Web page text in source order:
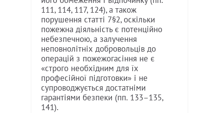
111, 114, 117, 124), а також
порушення статті 7§2, оскільки
пожежна діяльність є потенційно
небезпечною, а залучення
неповнолітніх добровольців до
операцій з пожежогасіння не є
«строго необхідним для їх
професійної підготовки» і не
супроводжується достатніми
гарантіями безпеки (пп. 133–135,
141).